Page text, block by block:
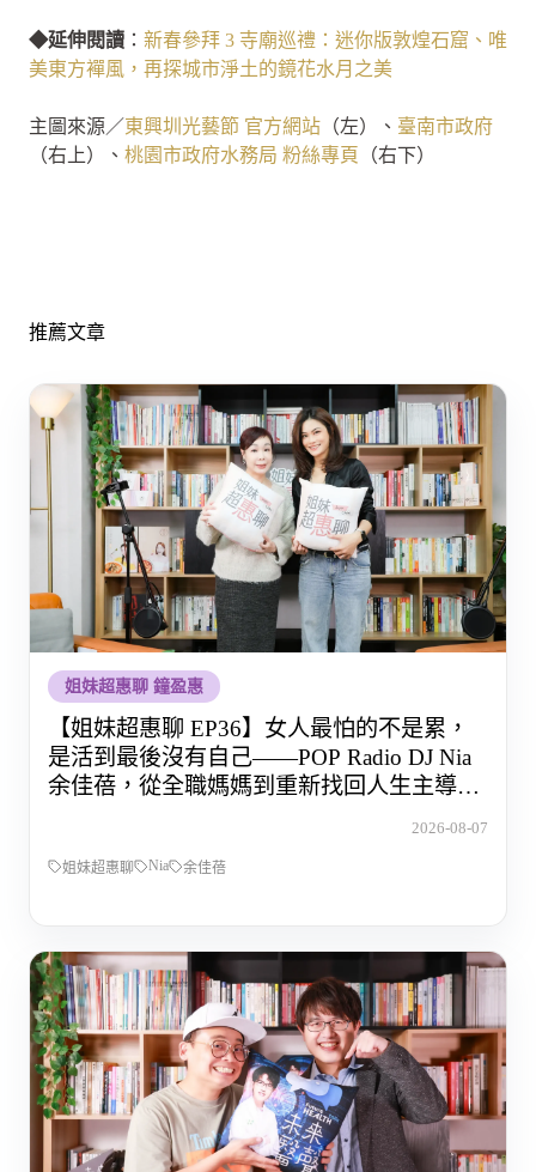
◆延伸閱讀 ： 新春參拜 3 寺廟巡禮：迷你版敦煌石窟、唯
美東方襌風，再探城市淨土的鏡花水月之美
主圖來源／東興圳光藝節 官方網站 （左）、 臺南市政府
（右上）、 桃園市政府水務局 粉絲專頁 （右下）
推薦文章
姐妹超惠聊 鐘盈惠
【姐妹超惠聊 EP36】女人最怕的不是累，
是活到最後沒有自己——POP Radio DJ Nia
余佳蓓，從全職媽媽到重新找回人生主導權
2026-08-07
姐妹超惠聊 Nia 余佳蓓